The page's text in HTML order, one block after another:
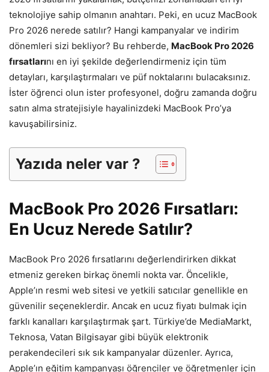
teknolojiye sahip olmanın anahtarı. Peki, en ucuz MacBook
Pro 2026 nerede satılır? Hangi kampanyalar ve indirim
dönemleri sizi bekliyor? Bu rehberde, MacBook Pro 2026
fırsatlarını en iyi şekilde değerlendirmeniz için tüm
detayları, karşılaştırmaları ve püf noktalarını bulacaksınız.
İster öğrenci olun ister profesyonel, doğru zamanda doğru
satın alma stratejisiyle hayalinizdeki MacBook Pro’ya
kavuşabilirsiniz.
Yazıda neler var ?
MacBook Pro 2026 Fırsatları:
En Ucuz Nerede Satılır?
MacBook Pro 2026 fırsatlarını değerlendirirken dikkat
etmeniz gereken birkaç önemli nokta var. Öncelikle,
Apple’ın resmi web sitesi ve yetkili satıcılar genellikle en
güvenilir seçeneklerdir. Ancak en ucuz fiyatı bulmak için
farklı kanalları karşılaştırmak şart. Türkiye’de MediaMarkt,
Teknosa, Vatan Bilgisayar gibi büyük elektronik
perakendecileri sık sık kampanyalar düzenler. Ayrıca,
Apple’ın eğitim kampanyası öğrenciler ve öğretmenler için